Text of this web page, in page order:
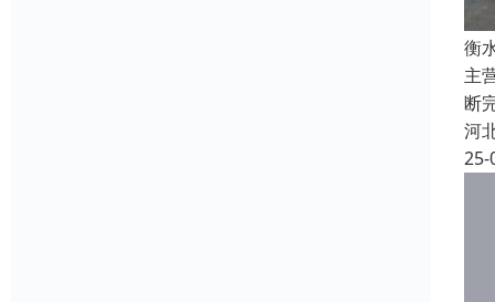
衡
主
断
河
25-